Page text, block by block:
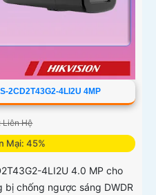
2CD2T43G2-4LI2U 4MP
Liên Hệ
Mại: 45%
4LI2U 4.0 MP cho
bị chống ngược sáng DWDR